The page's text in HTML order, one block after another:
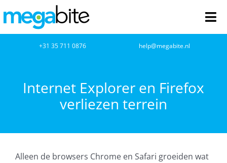
naar
inhoud
Netwerkbeheer
Cloud Computing
+31 35 711 0876 help@megabite.nl
Internet Explorer en Firefox
verliezen terrein
Alleen de browsers Chrome en Safari groeiden wat